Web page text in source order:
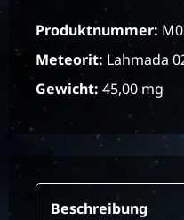
Produktnummer:
Meteorit: Lahmada
Gewicht: 45,00 mg
Beschreibung